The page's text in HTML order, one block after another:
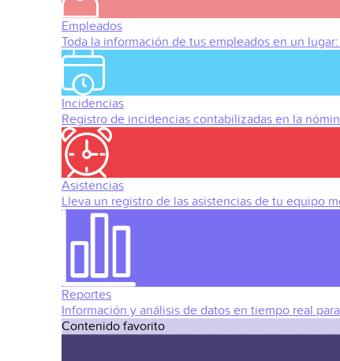
Empleados
Toda la información de tus empleados en un
Incidencias
Registro de incidencias contabilizadas en la
Asistencias
Lleva un registro de las asistencias de tu equipo
Reportes
Información y análisis de datos en tiempo real
Contenido favorito